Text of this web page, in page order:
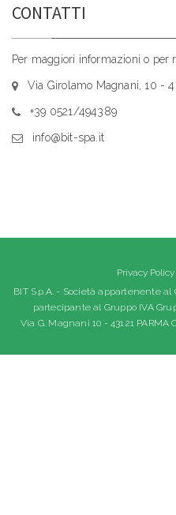
CONTATTI
Per maggiori informazioni o per
Via Girolamo Magnani, 10 -
+39 0521/494389
info@bit-spa.it
Privacy Policy
BIT S.p.A. - Società appartenente
partecipante al Gruppo IVA
Via G. Magnani 10 - 43121 PARMA